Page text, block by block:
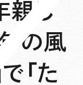
親し
の風
「た